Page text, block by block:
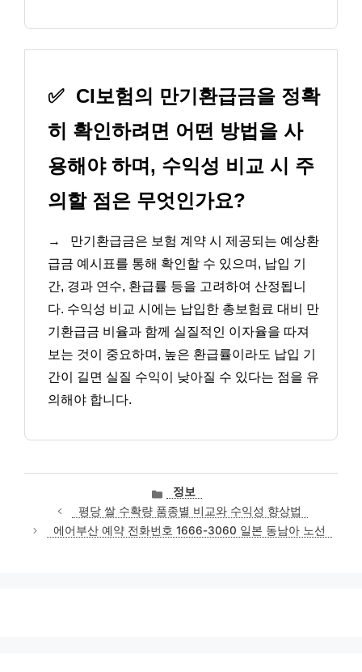
✅ CI보험의 만기환급금을 정확
히 확인하려면 어떤 방법을 사
용해야 하며, 수익성 비교 시 주
의할 점은 무엇인가요?
→
만기환급금은 보험 계약 시 제공되는 예상환
급금 예시표를 통해 확인할 수 있으며, 납입 기
간, 경과 연수, 환급률 등을 고려하여 산정됩니
다. 수익성 비교 시에는 납입한 총보험료 대비 만
기환급금 비율과 함께 실질적인 이자율을 따져
보는 것이 중요하며, 높은 환급률이라도 납입 기
간이 길면 실질 수익이 낮아질 수 있다는 점을 유
의해야 합니다.
카
테
고
리
정보
평당 쌀 수확량 품종별 비교와 수익성 향상법
에어부산 예약 전화번호 1666-3060 일본 동남아 노선